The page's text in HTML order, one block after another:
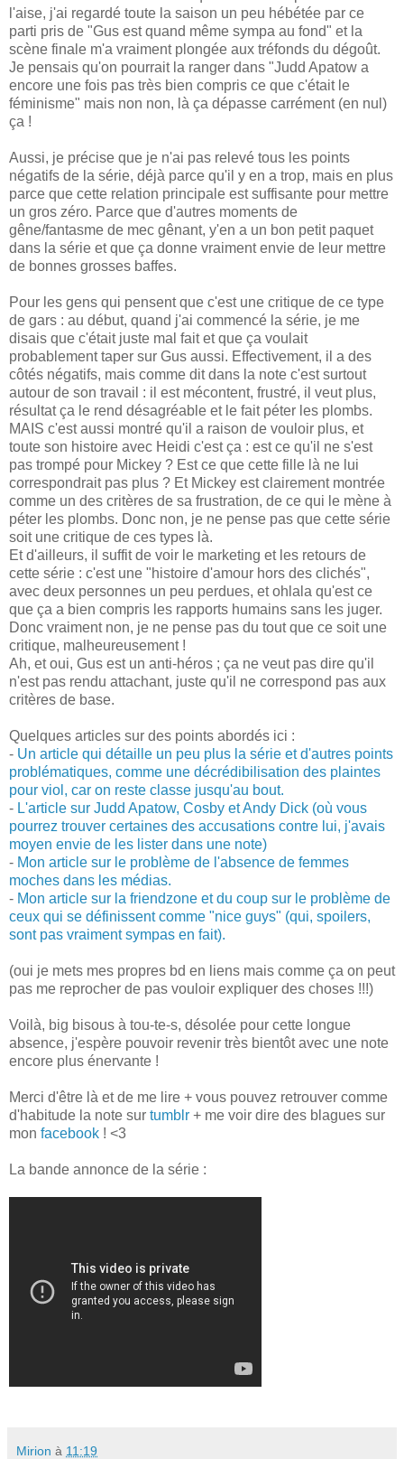
l'aise, j'ai regardé toute la saison un peu hébétée par ce
parti pris de "Gus est quand même sympa au fond" et la
scène finale m'a vraiment plongée aux tréfonds du dégoût.
Je pensais qu'on pourrait la ranger dans "Judd Apatow a
encore une fois pas très bien compris ce que c'était le
féminisme" mais non non, là ça dépasse carrément (en nul)
ça !
Aussi, je précise que je n'ai pas relevé tous les points
négatifs de la série, déjà parce qu'il y en a trop, mais en plus
parce que cette relation principale est suffisante pour mettre
un gros zéro. Parce que d'autres moments de
gêne/fantasme de mec gênant, y'en a un bon petit paquet
dans la série et que ça donne vraiment envie de leur mettre
de bonnes grosses baffes.
Pour les gens qui pensent que c'est une critique de ce type
de gars : au début, quand j'ai commencé la série, je me
disais que c'était juste mal fait et que ça voulait
probablement taper sur Gus aussi. Effectivement, il a des
côtés négatifs, mais comme dit dans la note c'est surtout
autour de son travail : il est mécontent, frustré, il veut plus,
résultat ça le rend désagréable et le fait péter les plombs.
MAIS c'est aussi montré qu'il a raison de vouloir plus, et
toute son histoire avec Heidi c'est ça : est ce qu'il ne s'est
pas trompé pour Mickey ? Est ce que cette fille là ne lui
correspondrait pas plus ? Et Mickey est clairement montrée
comme un des critères de sa frustration, de ce qui le mène à
péter les plombs. Donc non, je ne pense pas que cette série
soit une critique de ces types là.
Et d'ailleurs, il suffit de voir le marketing et les retours de
cette série : c'est une "histoire d'amour hors des clichés",
avec deux personnes un peu perdues, et ohlala qu'est ce
que ça a bien compris les rapports humains sans les juger.
Donc vraiment non, je ne pense pas du tout que ce soit une
critique, malheureusement !
Ah, et oui, Gus est un anti-héros ; ça ne veut pas dire qu'il
n'est pas rendu attachant, juste qu'il ne correspond pas aux
critères de base.
Quelques articles sur des points abordés ici :
- Un article qui détaille un peu plus la série et d'autres points
problématiques, comme une décrédibilisation des plaintes
pour viol, car on reste classe jusqu'au bout.
- L'article sur Judd Apatow, Cosby et Andy Dick (où vous
pourrez trouver certaines des accusations contre lui, j'avais
moyen envie de les lister dans une note)
- Mon article sur le problème de l'absence de femmes
moches dans les médias.
- Mon article sur la friendzone et du coup sur le problème de
ceux qui se définissent comme "nice guys" (qui, spoilers,
sont pas vraiment sympas en fait).
(oui je mets mes propres bd en liens mais comme ça on peut
pas me reprocher de pas vouloir expliquer des choses !!!)
Voilà, big bisous à tou-te-s, désolée pour cette longue
absence, j'espère pouvoir revenir très bientôt avec une note
encore plus énervante !
Merci d'être là et de me lire + vous pouvez retrouver comme
d'habitude la note sur tumblr + me voir dire des blagues sur
mon facebook ! <3
La bande annonce de la série :
Mirion à 11:19